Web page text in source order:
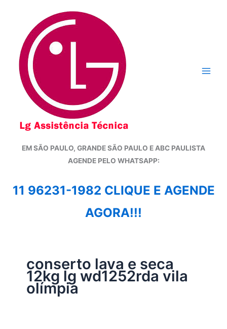
conteúdo
EM SÃO PAULO, GRANDE SÃO PAULO E ABC PAULISTA
AGENDE PELO WHATSAPP:
11 96231-1982 CLIQUE E AGENDE
AGORA!!!
conserto lava e seca
12kg lg wd1252rda vila
olímpia